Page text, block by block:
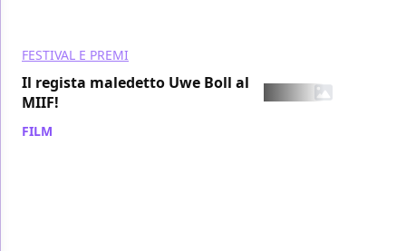
FESTIVAL E PREMI
Il regista maledetto Uwe Boll al
MIIF!
FILM